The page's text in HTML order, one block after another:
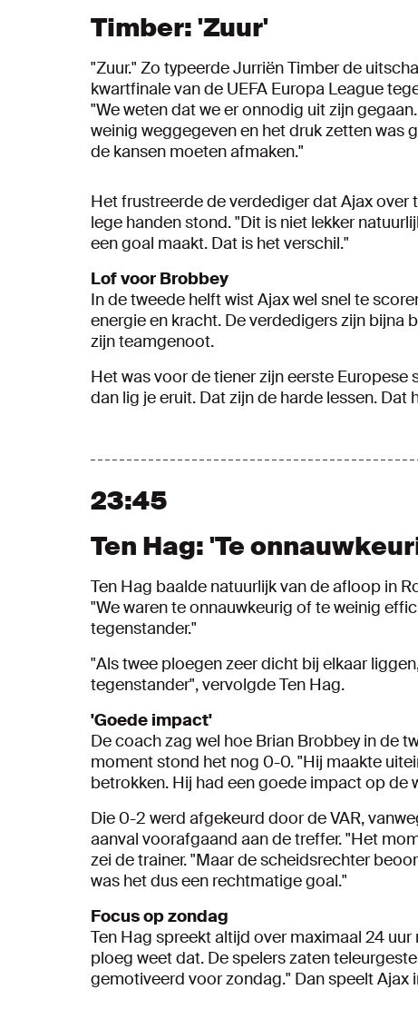
Timber: 'Zuur'
"Zuur." Zo typeerde Jurriën Timber de
kwartfinale van de UEFA Europa League
"We weten dat we er onnodig uit zijn
weinig weggegeven en het druk zetten was
de kansen moeten afmaken."
Het frustreerde de verdediger dat Ajax
lege handen stond. "Dit is niet lekker
een goal maakt. Dat is het verschil."
Lof voor Brobbey
In de tweede helft wist Ajax wel snel te
energie en kracht. De verdedigers zijn bijna
zijn teamgenoot.
Het was voor de tiener zijn eerste Europese
dan lig je eruit. Dat zijn de harde lessen.
23:45
Ten Hag: 'Te
Ten Hag baalde natuurlijk van de afloop in
"We waren te onnauwkeurig of te weinig
tegenstander."
"Als twee ploegen zeer dicht bij elkaar
tegenstander", vervolgde Ten Hag.
'Goede impact'
De coach zag wel hoe Brian Brobbey in de
moment stond het nog 0-0. "Hij maakte
betrokken. Hij had een goede impact op de
Die 0-2 werd afgekeurd door de VAR,
aanval voorafgaand aan de treffer. "Het
zei de trainer. "Maar de scheidsrechter
was het dus een rechtmatige goal."
Focus op zondag
Ten Hag spreekt altijd over maximaal 24
ploeg weet dat. De spelers zaten
gemotiveerd voor zondag." Dan speelt Ajax